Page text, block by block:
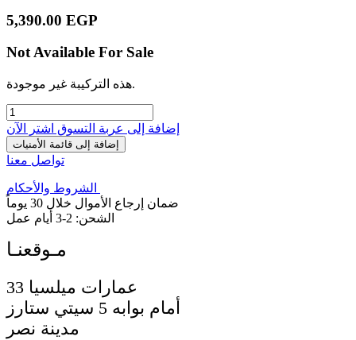
5,390.00 EGP
Not Available For Sale
هذه التركيبة غير موجودة.
إضافة إلى عربة التسوق اشترِ الآن
إضافة إلى قائمة الأمنيات
تواصل معنا
الشروط والأحكام
ضمان إرجاع الأموال خلال 30 يوماً
الشحن: 2-3 أيام عمل
أمام بوابه 5 سيتي ستارز
مدينة نصر